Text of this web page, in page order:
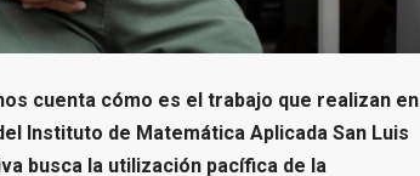
cuenta cómo es el trabajo que realizan en
Instituto de Matemática Aplicada San Luis
busca la utilización pacífica de la